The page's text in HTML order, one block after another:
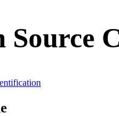
Source